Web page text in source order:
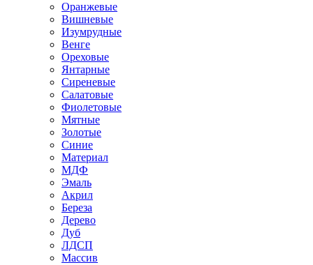
Оранжевые
Вишневые
Изумрудные
Венге
Ореховые
Янтарные
Сиреневые
Салатовые
Фиолетовые
Мятные
Золотые
Синие
Материал
МДФ
Эмаль
Акрил
Береза
Дерево
Дуб
ЛДСП
Массив